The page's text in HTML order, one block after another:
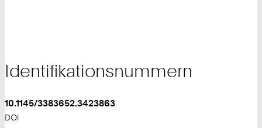
Identifikationsnummern
10.1145/3383652.3423863
DOI